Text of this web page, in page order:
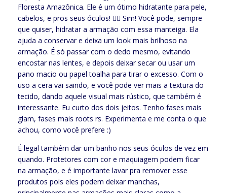
Floresta Amazônica. Ele é um ótimo hidratante para pele,
cabelos, e pros seus óculos! 💁‍♀️ Sim! Você pode, sempre
que quiser, hidratar a armação com essa manteiga. Ela
ajuda a conservar e deixa um look mais brilhoso na
armação. É só passar com o dedo mesmo, evitando
encostar nas lentes, e depois deixar secar ou usar um
pano macio ou papel toalha para tirar o excesso. Com o
uso a cera vai saindo, e você pode ver mais a textura do
tecido, dando aquele visual mais rústico, que também é
interessante. Eu curto dos dois jeitos. Tenho fases mais
glam, fases mais roots rs. Experimenta e me conta o que
achou, como você prefere :)
É legal também dar um banho nos seus óculos de vez em
quando. Protetores com cor e maquiagem podem ficar
na armação, e é importante lavar pra remover esse
produtos pois eles podem deixar manchas,